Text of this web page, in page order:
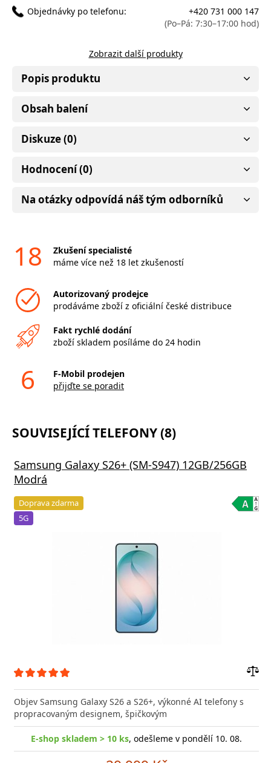
Objednávky po telefonu:
+420 731 000 147
(Po–Pá: 7:30–17:00 hod)
Zobrazit další produkty
Popis produktu
Obsah balení
Diskuze (0)
Hodnocení (0)
Na otázky odpovídá náš tým odborníků
18
Zkušení specialisté
máme více než 18 let zkušeností
Autorizovaný prodejce
prodáváme zboží z oficiální české distribuce
Fakt rychlé dodání
zboží skladem posíláme do 24 hodin
6
F-Mobil prodejen
přijďte se poradit
SOUVISEJÍCÍ TELEFONY (8)
Samsung Galaxy S26+ (SM-S947) 12GB/256GB
Modrá
Doprava zdarma
5G
Objev Samsung Galaxy S26 a S26+, výkonné AI telefony s
propracovaným designem, špičkovým
E-shop skladem > 10 ks, odešleme v pondělí 10. 08.